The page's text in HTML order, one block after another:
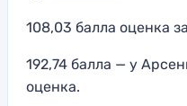
108,03 балла оценка
192,74 балла — у
оценка.